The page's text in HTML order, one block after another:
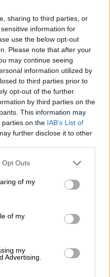
sharing to third parties, or
information for
use the below opt-out
Please note that after your
may continue seeing
information utilized by
to third parties prior to
opt-out of the further
by third parties on the
This information may
parties on the IAB’s List of
further disclose it to other
uses one or more Google
behaviour. You may click to
and its third-party tags to
purposes in below Google
Opt Outs
of my
of my
my
Advertising.
μου στο 'Αμπου
στρατηγική
των
στους
των νέων
υποδομών.
επενδύσεις στο
τεχνολογιών,
μπορούν να
της
στο πεδίο
τις πρώτες χώρες
πλαίσιο για
της ΤΝ στη
τόσο από τους
εκπαιδευτικούς.